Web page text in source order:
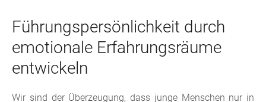
Führungspersönlichkeit durch
emotionale Erfahrungsräume
entwickeln
Wir sind der Überzeugung, dass junge Menschen nur in